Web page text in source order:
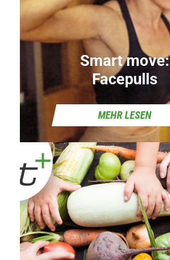
Smart move:
Facepulls
MEHR LESEN